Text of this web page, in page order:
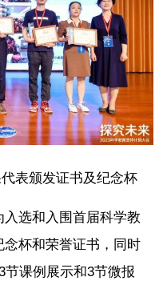
表颁发证书及纪念杯
选和入围首届科学教
杯和荣誉证书，同时
课例展示和3节微报